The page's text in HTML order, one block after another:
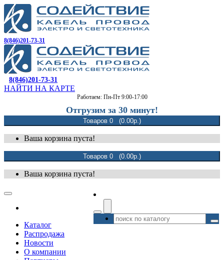
8(846)201-73-31
8(846)201-73-31
НАЙТИ НА КАРТЕ
Работаем: Пн-Пт 9:00-17:00
Отгрузим за 30 минут!
Товаров 0 (0.00р.)
Ваша корзина пуста!
Товаров 0 (0.00р.)
Ваша корзина пуста!
Каталог
Распродажа
Новости
О компании